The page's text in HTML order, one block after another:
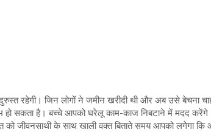
रहेगी। जिन लोगों ने जमीन खरीदी थी और अब उसे बेचना
सकता है। बच्चे आपको घरेलू काम-काज निबटाने में मदद करेंगे।
जीवनसाथी के साथ खाली वक्त बिताते समय आपको लगेगा कि